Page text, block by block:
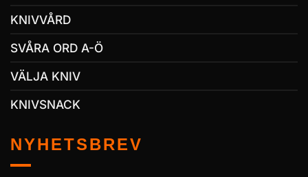
KNIVVÅRD
SVÅRA ORD A-Ö
VÄLJA KNIV
KNIVSNACK
NYHETSBREV